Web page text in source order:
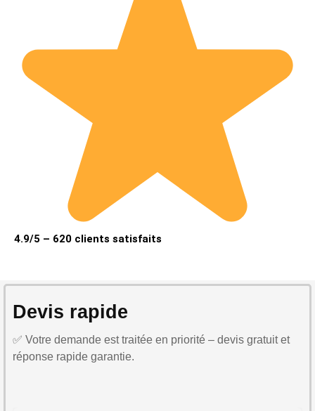
4.9/5 – 620 clients satisfaits
Devis rapide
✅ Votre demande est traitée en priorité – devis gratuit et
réponse rapide garantie.